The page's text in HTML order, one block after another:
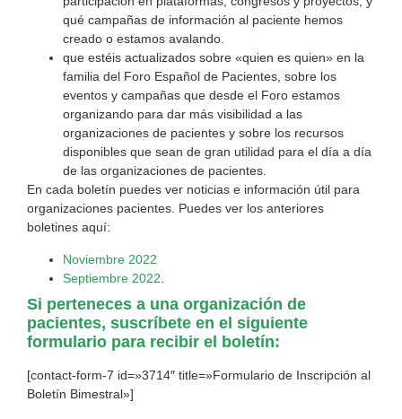
qué campañas de información al paciente hemos
creado o estamos avalando.
que estéis actualizados sobre «quien es quien» en la
familia del Foro Español de Pacientes, sobre los
eventos y campañas que desde el Foro estamos
organizando para dar más visibilidad a las
organizaciones de pacientes y sobre los recursos
disponibles que sean de gran utilidad para el día a día
de las organizaciones de pacientes.
En cada boletín puedes ver noticias e información útil para
organizaciones pacientes. Puedes ver los anteriores
boletines aquí:
Noviembre 2022
Septiembre 2022
Si perteneces a una organización de
pacientes, suscríbete en el siguiente
formulario para recibir el boletín:
[contact-form-7 id=»3714″ title=»Formulario de Inscripción al
Boletín Bimestral»]